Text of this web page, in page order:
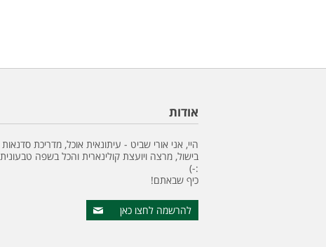
אודות
היי, אני אורי שביט - עיתונאית אוכל, מדריכת סדנאות
בישול, מרצה ויועצת קולינארית והכל בשפה טבעונית
:-)
כיף שבאתם!
להרשמה לחצו כאן